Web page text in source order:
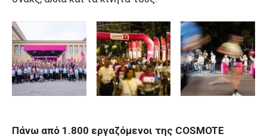
Πάνω από 1.800 εργαζόμενοι της COSMOTE